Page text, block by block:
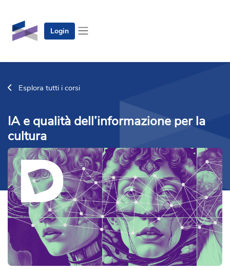
Login
Esplora tutti i corsi
IA e qualità dell’informazione per la
cultura